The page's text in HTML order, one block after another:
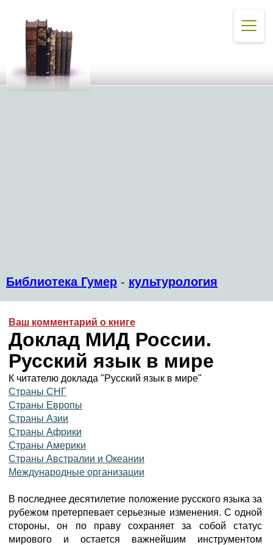
Библиотека Гумер - культурология
Ваш комментарий о книге
Доклад МИД России.
Русский язык в мире
К читателю доклада "Русский язык в мире"
Страны СНГ
Страны Европы
Страны Азии
Страны Африки
Страны Америки
Страны Австралии и Океании
Международные организации
В последнее десятилетие положение русского языка за
рубежом претерпевает серьезные изменения. С одной
стороны, он по праву сохраняет за собой статус
мирового и остается важнейшим инструментом